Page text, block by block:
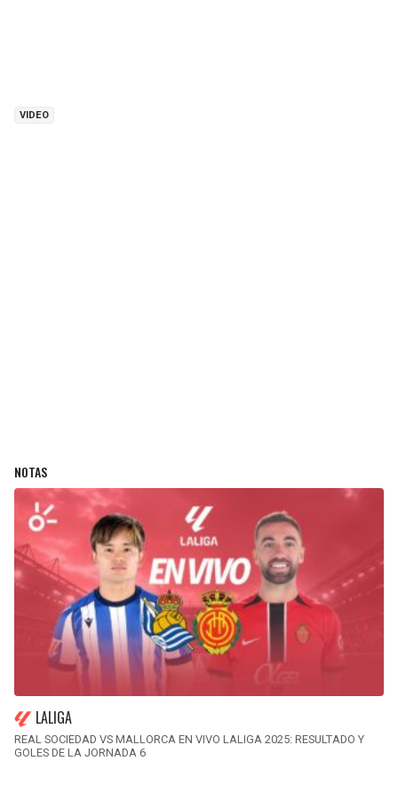
VIDEO
NOTAS
LALIGA
REAL SOCIEDAD VS MALLORCA EN VIVO LALIGA 2025: RESULTADO Y
GOLES DE LA JORNADA 6